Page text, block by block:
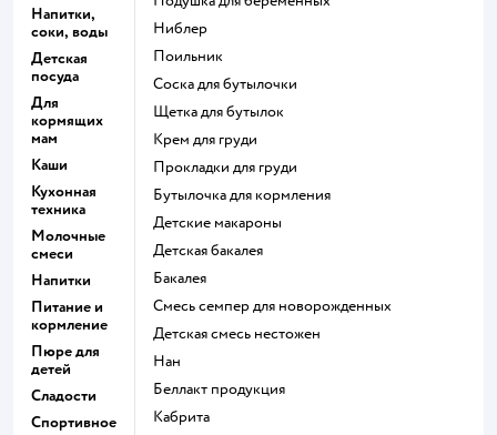
Напитки,
соки, воды
Детская
посуда
Для
кормящих
мам
Каши
Кухонная
техника
Молочные
смеси
Напитки
Питание и
кормление
Пюре для
детей
Сладости
Спортивное
ниблер
поильник
соска для бутылочки
щетка для бутылок
крем для груди
прокладки для груди
бутылочка для кормления
детские макароны
детская бакалея
бакалея
смесь семпер для новорожденных
детская смесь нестожен
нан
беллакт продукция
кабрита